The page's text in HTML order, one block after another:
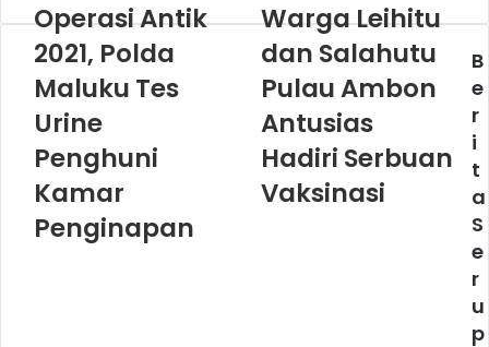
Operasi Antik
2021, Polda
Maluku Tes
Urine
Penghuni
Kamar
Penginapan
Warga Leihitu
dan Salahutu
Pulau Ambon
Antusias
Hadiri Serbuan
Vaksinasi
B
e
r
i
t
a
S
e
r
u
p